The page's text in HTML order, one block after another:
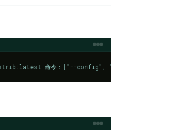
命令：["--config", "/etc/otel/config.yaml"] 卷：